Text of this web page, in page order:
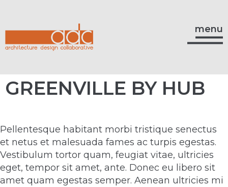
menu
GREENVILLE BY HUB
Pellentesque habitant morbi tristique senectus
et netus et malesuada fames ac turpis egestas.
Vestibulum tortor quam, feugiat vitae, ultricies
eget, tempor sit amet, ante. Donec eu libero sit
amet quam egestas semper. Aenean ultricies mi